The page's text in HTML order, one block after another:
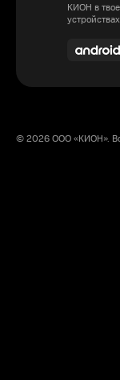
КИОН в
устройствах
© 2026 ООО «КИОН».